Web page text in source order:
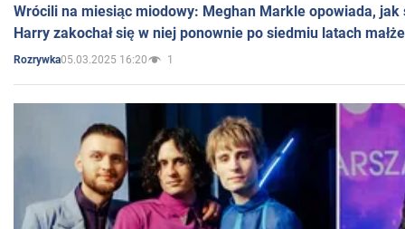
Wrócili na miesiąc miodowy: Meghan Markle opowiada, jak
Harry zakochał się w niej ponownie po siedmiu latach
Rozrywka05.03.2025 16:20 1